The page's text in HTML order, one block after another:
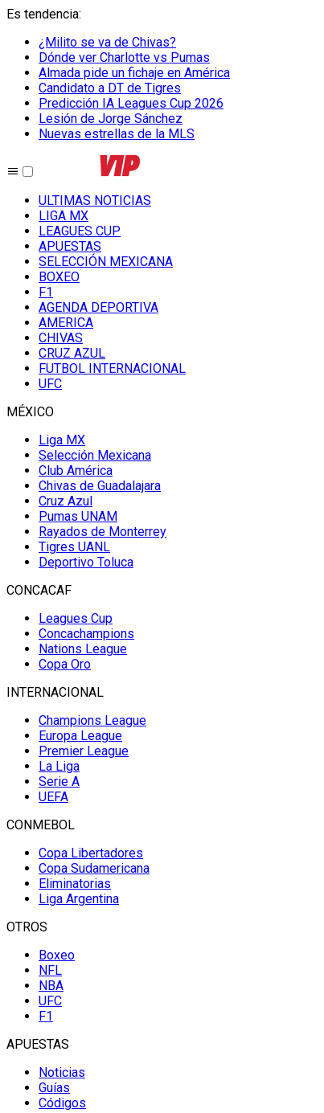
Es tendencia:
¿Milito se va de Chivas?
Dónde ver Charlotte vs Pumas
Almada pide un fichaje en América
Candidato a DT de Tigres
Predicción IA Leagues Cup 2026
Lesión de Jorge Sánchez
Nuevas estrellas de la MLS
ULTIMAS NOTICIAS
LIGA MX
LEAGUES CUP
APUESTAS
SELECCIÓN MEXICANA
BOXEO
F1
AGENDA DEPORTIVA
AMERICA
CHIVAS
CRUZ AZUL
FUTBOL INTERNACIONAL
UFC
MÉXICO
Liga MX
Selección Mexicana
Club América
Chivas de Guadalajara
Cruz Azul
Pumas UNAM
Rayados de Monterrey
Tigres UANL
Deportivo Toluca
CONCACAF
Leagues Cup
Concachampions
Nations League
Copa Oro
INTERNACIONAL
Champions League
Europa League
Premier League
La Liga
Serie A
UEFA
CONMEBOL
Copa Libertadores
Copa Sudamericana
Eliminatorias
Liga Argentina
OTROS
Boxeo
NFL
NBA
UFC
F1
APUESTAS
Noticias
Guías
Códigos